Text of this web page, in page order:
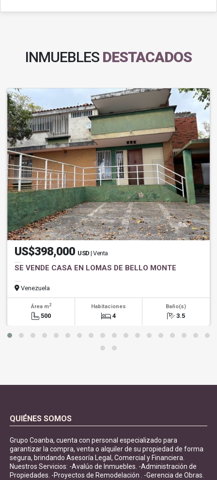
INMUEBLES DESTACADOS
US$398,000 USD | Venta
SE VENDE CASA EN LOMAS DE BELLO MONTE
Venezuela
Área m2
500
Habitaciones
4
Baño(s)
3.5
QUIÉNES SOMOS
Grupo Coanba, cuenta con personal especializado para
garantizar la compra, venta o alquiler de su propiedad de forma
segura, brindando Asesoría Legal, Comercial y Financiera.
Nuestros Servicios: -Avalúo de Inmuebles. -Administración de
Propiedades. -Proyectos de Remodelación . -Gerencia de Obras.